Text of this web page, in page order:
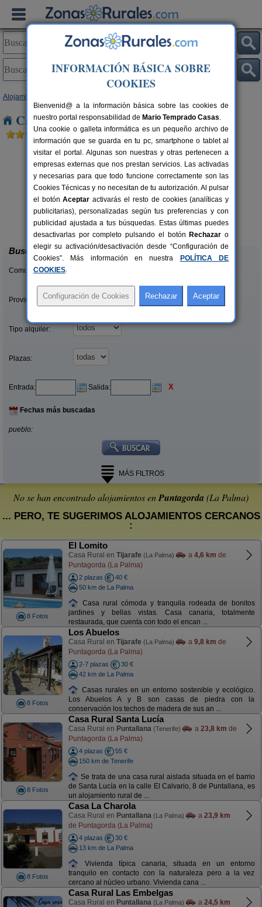
Alojamientos
Casas Rurales cerca de Puntagorda
2 pers.
desde40 €
El Lomito
Tijarafe (La Palma)
Buscar
Comunidades:
Provincias/Islas:
Tipo alquiler:
Plazas:
Entrada: Salida: X
Fechas más buscadas
pueblo:
MÁS FILTROS
No se han encontrado alojamientos enPuntagorda (La Palma)
... PERO, TE SUGERIMOS ALOJAMIENTOS CERCANOS
:
8 Fotos
El Lomito
Casa Rural en Tijarafe (La Palma) a 4,6 km de
Puntagorda (La Palma)
2 plazas
40 €
50 km de La Palma
Casa rural cómoda y tranquila rodeada de bonitos
jardines y bellas vistas. Casa canaria, totalmente
restaurada, que cuenta con todo el encan ...
8 Fotos
Los Abuelos
Casa Rural en Tijarafe (La Palma) a 9,8 km de
Puntagorda (La Palma)
2-7 plazas
30 €
42 km de La Palma
Casas rurales en un entorno sostenible y ecológico.
Los Abuelos A y B son casas de piedra con la
conservación los techos de madera de sus an ...
8 Fotos
Casa Rural Santa Lucía
Casa Rural en Puntallana (Tenerife) a 23,8 km de
Puntagorda (La Palma)
4 plazas
55 €
150 km de Tenerife
Se trata de una casa rural aislada situada en el barrio
de Santa Lucía en la calle El Calvario, 8 de Puntallana, es
un alojamiento rural de ...
8 Fotos
Casa La Charola
Casa Rural en Puntallana (La Palma) a 23,9 km
de Puntagorda (La Palma)
4 plazas
30 €
13 km de La Palma
Vivienda típica canaria, situada en un entorno
tranquilo en contacto con la naturaleza pero a la vez
cercano al núcleo urbano. Vivienda cana ...
Casa Rural Las Embelgas
Casa Rural en Puntallana (La Palma) a 24,5 km
INFORMACIÓN BÁSICA SOBRE
COOKIES
Bienvenid@ a la información básica sobre las cookies de
nuestro portal responsabilidad de Mario Temprado Casas.
Una cookie o galleta informática es un pequeño archivo de
información que se guarda en tu pc, smartphone o tablet al
visitar el portal. Algunas son nuestras y otras pertenecen a
empresas externas que nos prestan servicios. Las activadas
y necesarias para que todo funcione correctamente son las
Cookies Técnicas y no necesitan de tu autorización. Al pulsar
el botónAceptar activarás el resto de cookies (analíticas y
publicitarias), personalizadas según tus preferencias y con
publicidad ajustada a tus búsquedas. Estas últimas puedes
desactivarlas por completo pulsando el botón Rechazar o
elegir su activación/desactivación desde “Configuración de
Cookies”. Más información en nuestra
POLÍTICA DE
COOKIES.